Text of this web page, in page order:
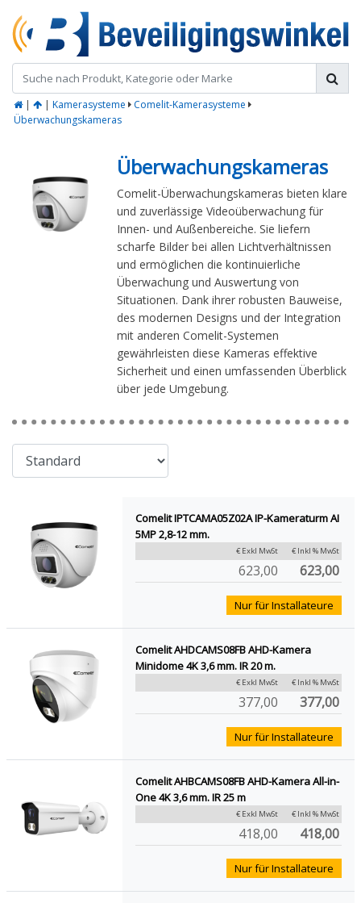
| | Kamerasysteme
Comelit-Kamerasysteme
Überwachungskameras
Überwachungskameras
Comelit-Überwachungskameras bieten klare
und zuverlässige Videoüberwachung für
Innen- und Außenbereiche. Sie liefern
scharfe Bilder bei allen Lichtverhältnissen
und ermöglichen die kontinuierliche
Überwachung und Auswertung von
Situationen. Dank ihrer robusten Bauweise,
des modernen Designs und der Integration
mit anderen Comelit-Systemen
gewährleisten diese Kameras effektive
Sicherheit und einen umfassenden Überblick
über jede Umgebung.
Comelit IPTCAMA05Z02A IP-Kameraturm AI
5MP 2,8-12 mm.
€ Exkl MwSt € Inkl % MwSt
623,00 623,00
Nur für Installateure
Comelit AHDCAMS08FB AHD-Kamera
Minidome 4K 3,6 mm. IR 20 m.
€ Exkl MwSt € Inkl % MwSt
377,00 377,00
Nur für Installateure
Comelit AHBCAMS08FB AHD-Kamera All-in-
One 4K 3,6 mm. IR 25 m
€ Exkl MwSt € Inkl % MwSt
418,00 418,00
Nur für Installateure